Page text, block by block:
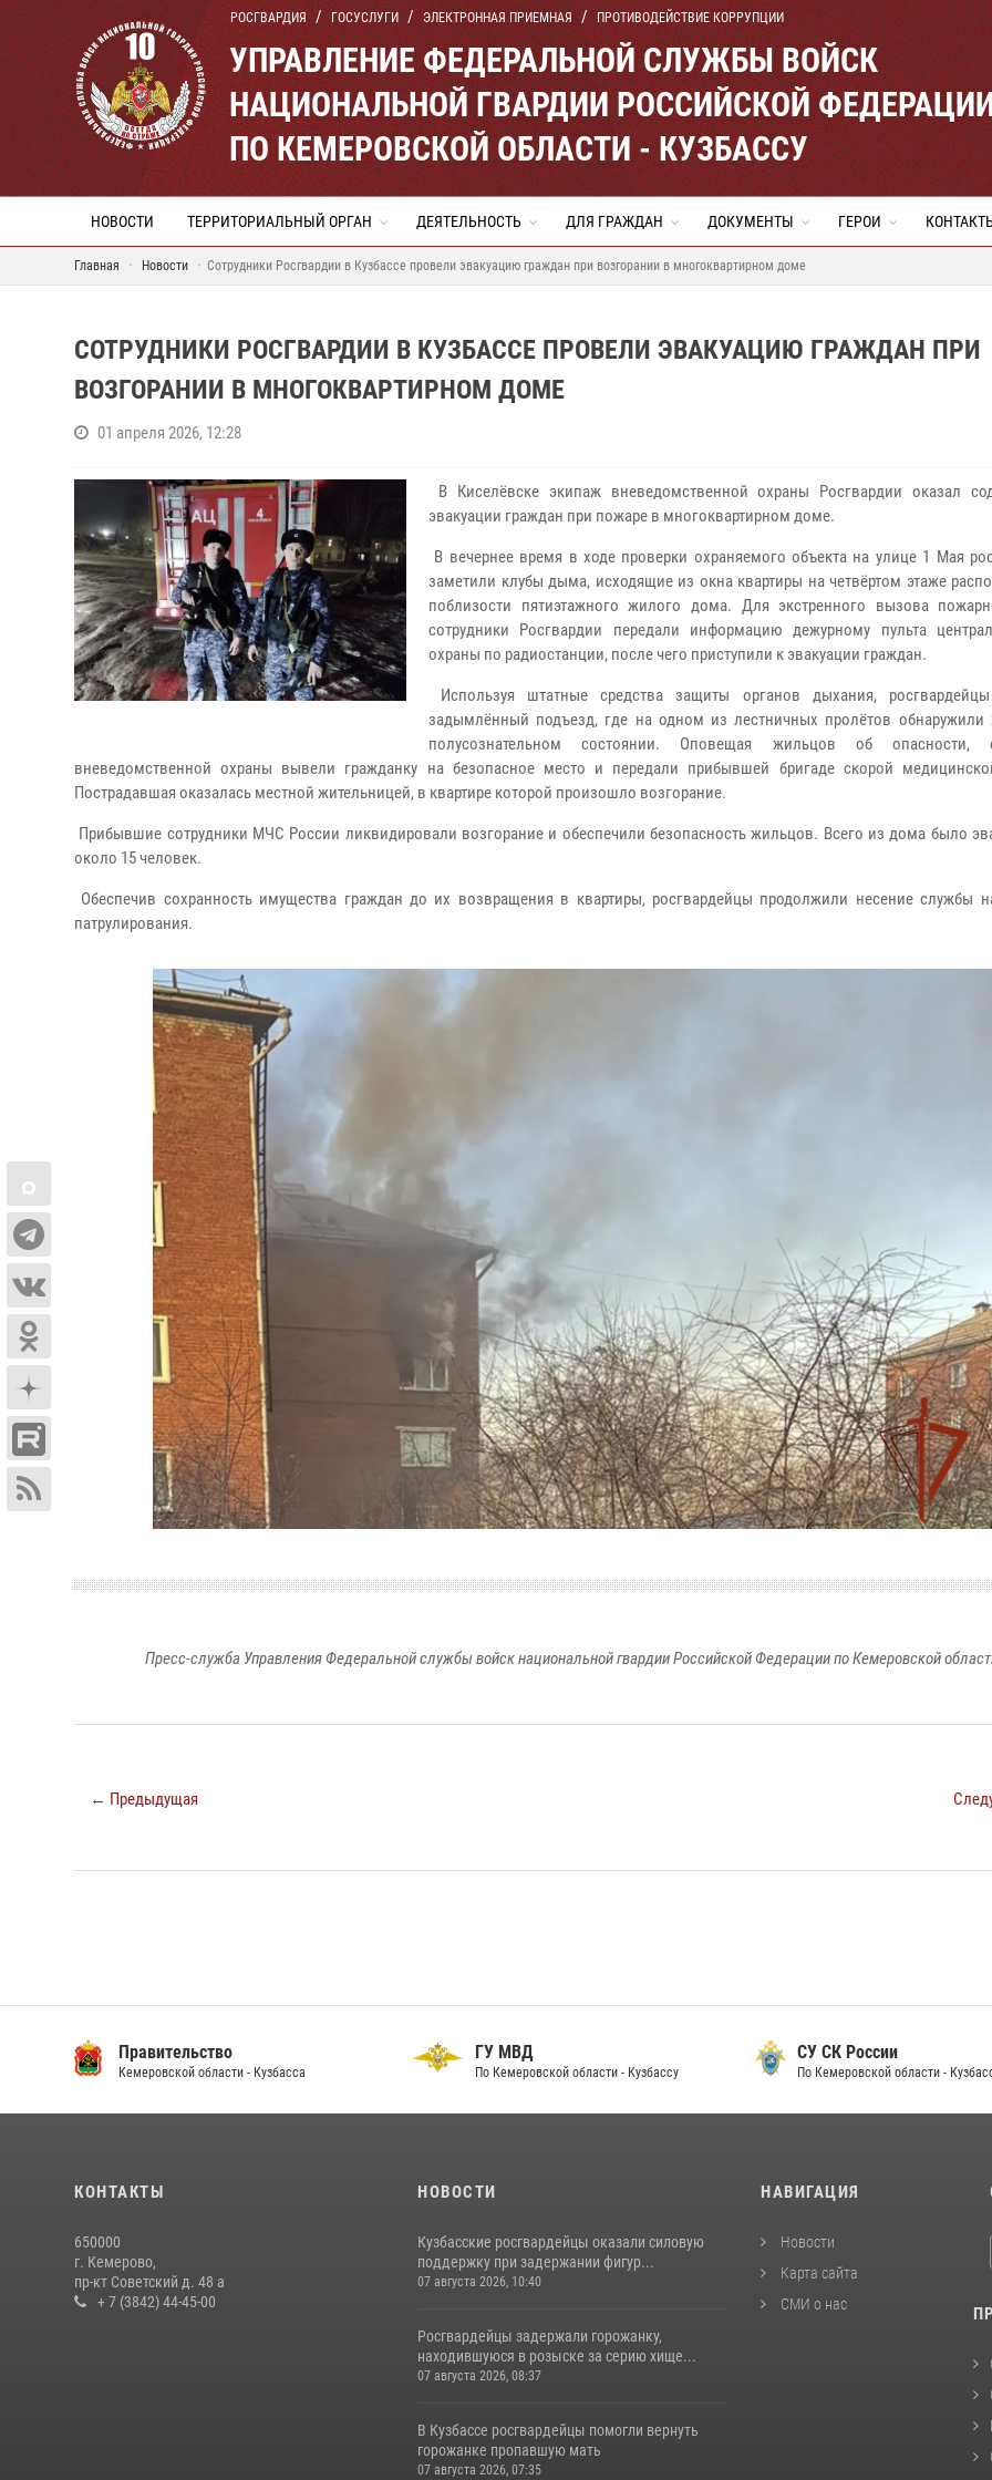
РОСГВАРДИЯ ГОСУСЛУГИ ЭЛЕКТРОННАЯ ПРИЕМНАЯ ПРОТИВОДЕЙСТВИЕ КОРРУПЦИИ
УПРАВЛЕНИЕ ФЕДЕРАЛЬНОЙ СЛУЖБЫ ВОЙСК
НАЦИОНАЛЬНОЙ ГВАРДИИ РОССИЙСКОЙ
ПО КЕМЕРОВСКОЙ ОБЛАСТИ - КУЗБАССУ
НОВОСТИ ТЕРРИТОРИАЛЬНЫЙ ОРГАН ДЕЯТЕЛЬНОСТЬ ДЛЯ ГРАЖДАН ДОКУМЕНТЫ ГЕРОИ
Главная Новости Сотрудники Росгвардии в Кузбассе провели эвакуацию граждан при возгорании в многоквартирном доме
СОТРУДНИКИ РОСГВАРДИИ В КУЗБАССЕ ПРОВЕЛИ ЭВАКУАЦИЮ ГРАЖДАН ПРИ
ВОЗГОРАНИИ В МНОГОКВАРТИРНОМ ДОМЕ
01 апреля 2026, 12:28
В Киселёвске экипаж вневедомственной охраны Росгвардии оказал
эвакуации граждан при пожаре в многоквартирном доме.
В вечернее время в ходе проверки охраняемого объекта на улице 1 Мая
заметили клубы дыма, исходящие из окна квартиры на четвёртом этаже
поблизости пятиэтажного жилого дома. Для экстренного вызова
сотрудники Росгвардии передали информацию дежурному пульта
охраны по радиостанции, после чего приступили к эвакуации граждан.
Используя штатные средства защиты органов дыхания,
задымлённый подъезд, где на одном из лестничных пролётов
полусознательном состоянии. Оповещая жильцов об опасности,
вневедомственной охраны вывели гражданку на безопасное место и передали прибывшей бригаде скорой
Пострадавшая оказалась местной жительницей, в квартире которой произошло возгорание.
Прибывшие сотрудники МЧС России ликвидировали возгорание и обеспечили безопасность жильцов. Всего из дома было
около 15 человек.
Обеспечив сохранность имущества граждан до их возвращения в квартиры, росгвардейцы продолжили несение службы
патрулирования.
Пресс-служба Управления Федеральной службы войск национальной гвардии Российской Федерации по Кемеровской
← Предыдущая
Правительство
Кемеровской области - Кузбасса
ГУ МВД
По Кемеровской области - Кузбассу
СУ СК России
По Кемеровской области -
КОНТАКТЫ
650000
г. Кемерово,
пр-кт Советский д. 48 а
+ 7 (3842) 44-45-00
НОВОСТИ
Кузбасские росгвардейцы оказали силовую
поддержку при задержании фигур...
07 августа 2026, 10:40
Росгвардейцы задержали горожанку,
находившуюся в розыске за серию хище...
07 августа 2026, 08:37
В Кузбассе росгвардейцы помогли вернуть
горожанке пропавшую мать
07 августа 2026, 07:35
НАВИГАЦИЯ
Новости
Карта сайта
СМИ о нас